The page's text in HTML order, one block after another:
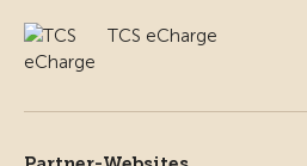
TCS eCharge